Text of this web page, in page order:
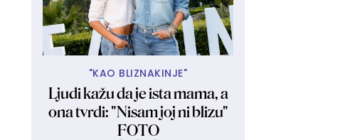
"KAO BLIZNAKINJE"
Ljudi kažu da je ista mama, a
ona tvrdi: "Nisam joj ni blizu"
FOTO